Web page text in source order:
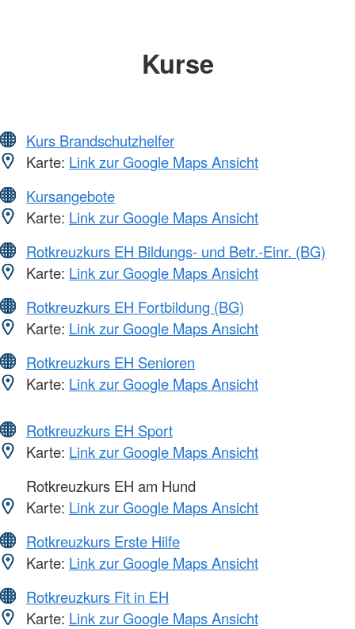
Kurse
Kurs Brandschutzhelfer
Karte: Link zur Google Maps Ansicht
Kursangebote
Karte: Link zur Google Maps Ansicht
Rotkreuzkurs EH Bildungs- und Betr.-Einr. (BG)
Karte: Link zur Google Maps Ansicht
Rotkreuzkurs EH Fortbildung (BG)
Karte: Link zur Google Maps Ansicht
Rotkreuzkurs EH Senioren
Karte: Link zur Google Maps Ansicht
Rotkreuzkurs EH Sport
Karte: Link zur Google Maps Ansicht
Rotkreuzkurs EH am Hund
Karte: Link zur Google Maps Ansicht
Rotkreuzkurs Erste Hilfe
Karte: Link zur Google Maps Ansicht
Rotkreuzkurs Fit in EH
Karte: Link zur Google Maps Ansicht